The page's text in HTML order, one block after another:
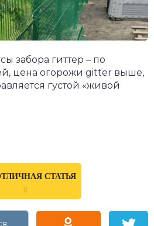
забора гиттер – по
цена огорожи gitter выше,
густой «живой
СТАТЬЯ
0